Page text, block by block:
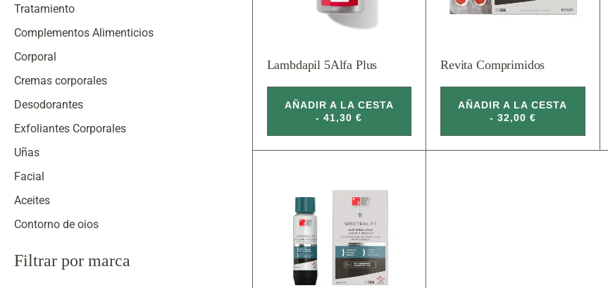
Lambdapil 5Alfa Plus
AÑADIR A LA CESTA
- 41,30 €
Revita Comprimidos
AÑADIR A LA CESTA
- 32,00 €
Tratamiento
Complementos Alimenticios
Corporal
Cremas corporales
Desodorantes
Exfoliantes Corporales
Uñas
Facial
Aceites
Contorno de ojos
Filtrar por marca